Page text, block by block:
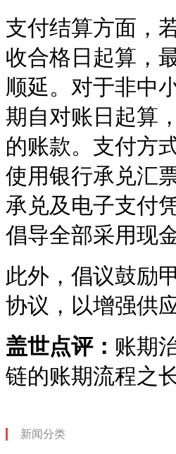
支付结算方面，
收合格日起算，
顺延。对于非中
期自对账日起算
的账款。支付方
使用银行承兑汇
承兑及电子支付
倡导全部采用现
此外，倡议鼓励
协议，以增强供
盖世点评： 账期
链的账期流程之
新闻分类